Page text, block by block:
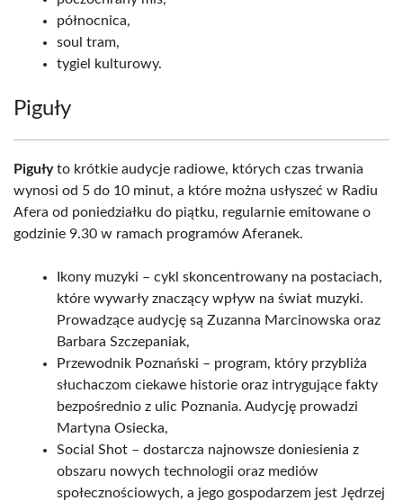
północnica,
soul tram,
tygiel kulturowy.
Piguły
Pigułyto krótkie audycje radiowe, których czas trwania
wynosi od 5 do 10 minut, a które można usłyszeć w Radiu
Afera od poniedziałku do piątku, regularnie emitowane o
godzinie 9.30 w ramach programów Aferanek.
Ikony muzyki – cykl skoncentrowany na postaciach,
które wywarły znaczący wpływ na świat muzyki.
Prowadzące audycję są Zuzanna Marcinowska oraz
Barbara Szczepaniak,
Przewodnik Poznański – program, który przybliża
słuchaczom ciekawe historie oraz intrygujące fakty
bezpośrednio z ulic Poznania. Audycję prowadzi
Martyna Osiecka,
Social Shot – dostarcza najnowsze doniesienia z
obszaru nowych technologii oraz mediów
społecznościowych, a jego gospodarzem jest Jędrzej